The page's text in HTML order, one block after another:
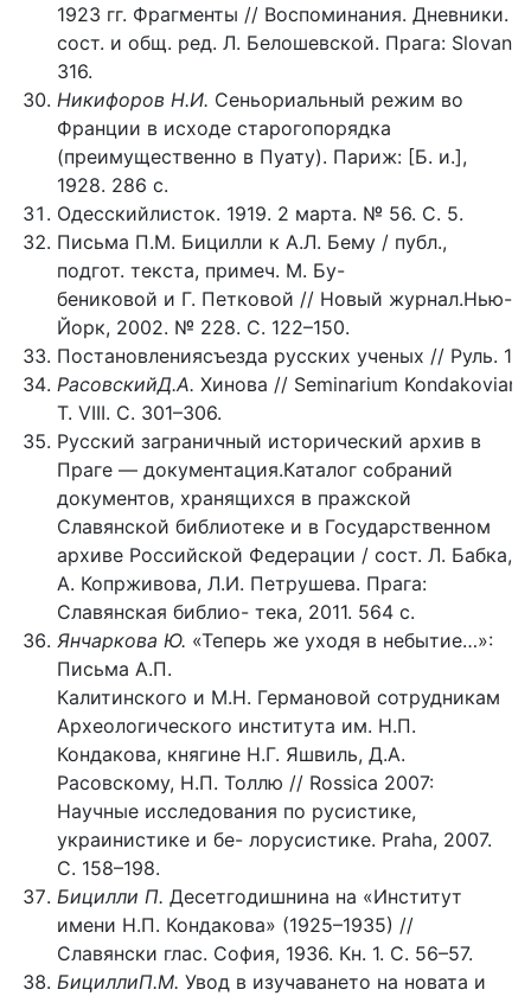
1923 гг. Фрагменты // Воспоминания. Дневники.
сост. и общ. ред. Л. Белошевской. Прага:
316.
Никифоров Н.И. Сеньориальный режим во
Франции в исходе старогопорядка
(преимущественно в Пуату). Париж: [Б. и.],
1928. 286 с.
Одесскийлисток. 1919. 2 марта. № 56. С. 5.
Письма П.М. Бицилли к А.Л. Бему / публ.,
подгот. текста, примеч. М. Бу-
бениковой и Г. Петковой // Новый журнал.Нью-
Йорк, 2002. № 228. С. 122–150.
Постановлениясъезда русских ученых // Руль.
РасовскийД.А. Хинова // Seminarium
Т. VIII. С. 301–306.
Русский заграничный исторический архив в
Праге — документация.Каталог собраний
документов, хранящихся в пражской
Славянской библиотеке и в Государственном
архиве Российской Федерации / сост. Л. Бабка,
А. Копрживова, Л.И. Петрушева. Прага:
Славянская библио- тека, 2011. 564 с.
Янчаркова Ю. «Теперь же уходя в небытие…»:
Письма А.П.
Калитинского и М.Н. Германовой сотрудникам
Археологического института им. Н.П.
Кондакова, княгине Н.Г. Яшвиль, Д.А.
Расовскому, Н.П. Толлю // Rossica 2007:
Научные исследования по русистике,
украинистике и бе- лорусистике. Praha, 2007.
С. 158–198.
Бицилли П. Десетгодишнина на «Институт
имени Н.П. Кондакова» (1925–1935) //
Славянски глас. София, 1936. Кн. 1. С. 56–57.
БициллиП.М. Увод в изучаването на новата и